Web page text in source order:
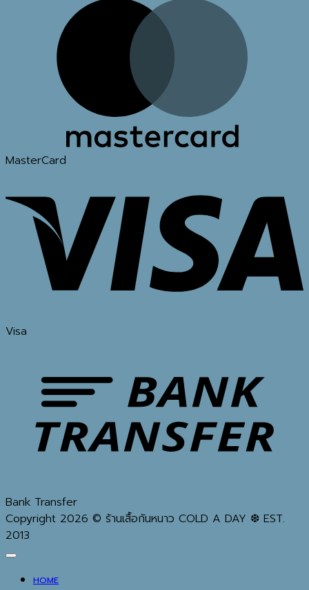
MasterCard
Visa
Bank Transfer
Copyright 2026 © ร้านเสื้อกันหนาว COLD A DAY ❆ EST.
2013
HOME